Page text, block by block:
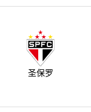
圣保罗